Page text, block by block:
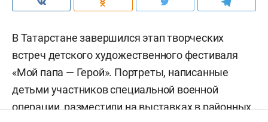
В Татарстане завершился этап творческих
встреч детского художественного фестиваля
«Мой папа — Герой». Портреты, написанные
детьми участников специальной военной
операции, разместили на выставках в районных